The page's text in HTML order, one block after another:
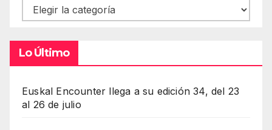
Contenidos
Lo Último
Euskal Encounter llega a su edición 34, del 23
al 26 de julio